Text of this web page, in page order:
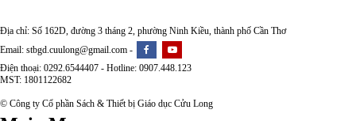
Địa chỉ: Số 162D, đường 3 tháng 2, phường Ninh Kiều, thành phố Cần Thơ
Email: stbgd.cuulong@gmail.com -
Điện thoại: 0292.6544407 - Hotline: 0907.448.123
MST: 1801122682
© Công ty Cổ phần Sách & Thiết bị Giáo dục Cửu Long